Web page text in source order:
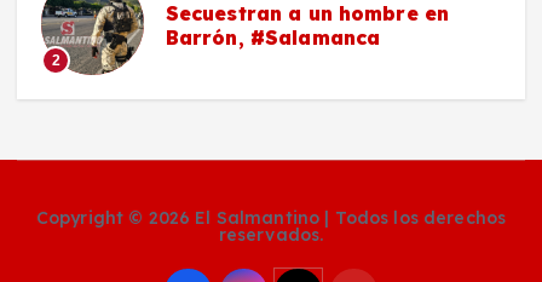
2
Secuestran a un hombre en
Barrón, #Salamanca
Copyright © 2026 El Salmantino | Todos los derechos
reservados.